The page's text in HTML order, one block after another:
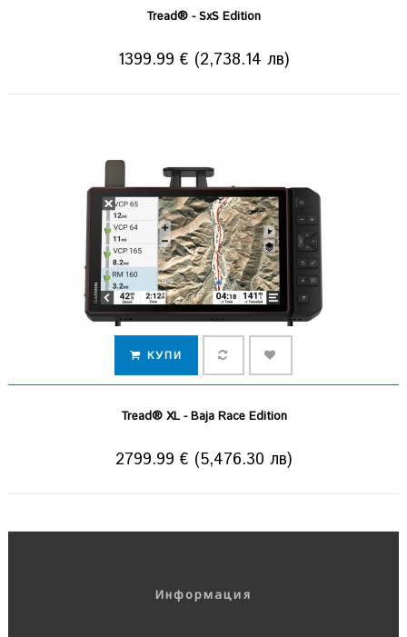
Tread® - SxS Edition
1399.99 € (2,738.14 лв)
КУПИ
Tread® XL - Baja Race Edition
2799.99 € (5,476.30 лв)
Информация